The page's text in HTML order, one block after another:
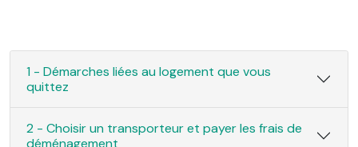
1 - Démarches liées au logement que vous
quittez
2 - Choisir un transporteur et payer les frais de
déménagement